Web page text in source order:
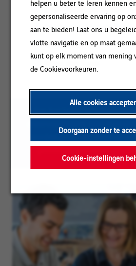
helpen u beter te leren kennen
gepersonaliseerde ervaring op
aan te bieden! Laat ons u
vlotte navigatie en op maat
kunt op elk moment van mening
de Cookievoorkeuren.
Alle cookies
Doorgaan zonder te
Cookie-instellingen
Referentie:
a0wTt00000568eNIAQ
Locatie:Dordrecht, Zuid-
Contracttype:
Permanent
Ervaringsniveau:
Meer dan 5 jaar
Om het lezen te
worden gebruikt; onze
gericht op personen van